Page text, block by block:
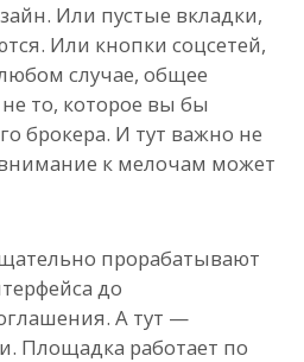
Или пустые вкладки,
Или кнопки соцсетей,
случае, общее
то, которое вы бы
брокера. И тут важно не
к мелочам может
прорабатывают
до
А тут —
Площадка работает по